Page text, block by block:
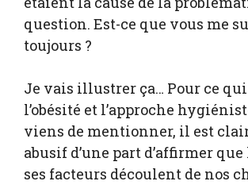
question. Est-ce que vous me
toujours ?
Je vais illustrer ça… Pour ce
l’obésité et l’approche
viens de mentionner, il est
abusif d’une part d’affirmer que
ses facteurs découlent de nos